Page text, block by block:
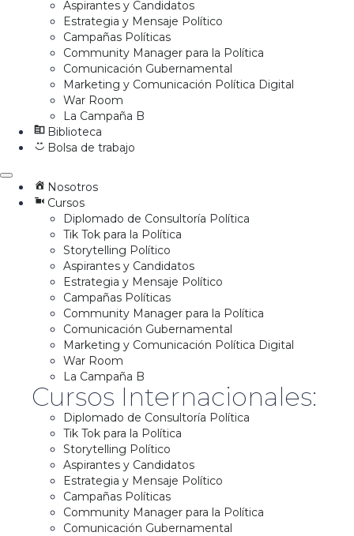
Aspirantes y Candidatos
Estrategia y Mensaje Político
Campañas Políticas
Community Manager para la Política
Comunicación Gubernamental
Marketing y Comunicación Política Digital
War Room
La Campaña B
Biblioteca
Bolsa de trabajo
Nosotros
Cursos
Diplomado de Consultoría Política
Tik Tok para la Política
Storytelling Político
Aspirantes y Candidatos
Estrategia y Mensaje Político
Campañas Políticas
Community Manager para la Política
Comunicación Gubernamental
Marketing y Comunicación Política Digital
War Room
La Campaña B
Cursos Internacionales:
Diplomado de Consultoría Política
Tik Tok para la Política
Storytelling Político
Aspirantes y Candidatos
Estrategia y Mensaje Político
Campañas Políticas
Community Manager para la Política
Comunicación Gubernamental